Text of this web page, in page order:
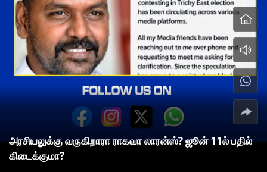
அரசியலுக்கு வருகிறாரா ராகவா லாரன்ஸ்? ஜூன் 11ல் பதில்
கிடைக்குமா?